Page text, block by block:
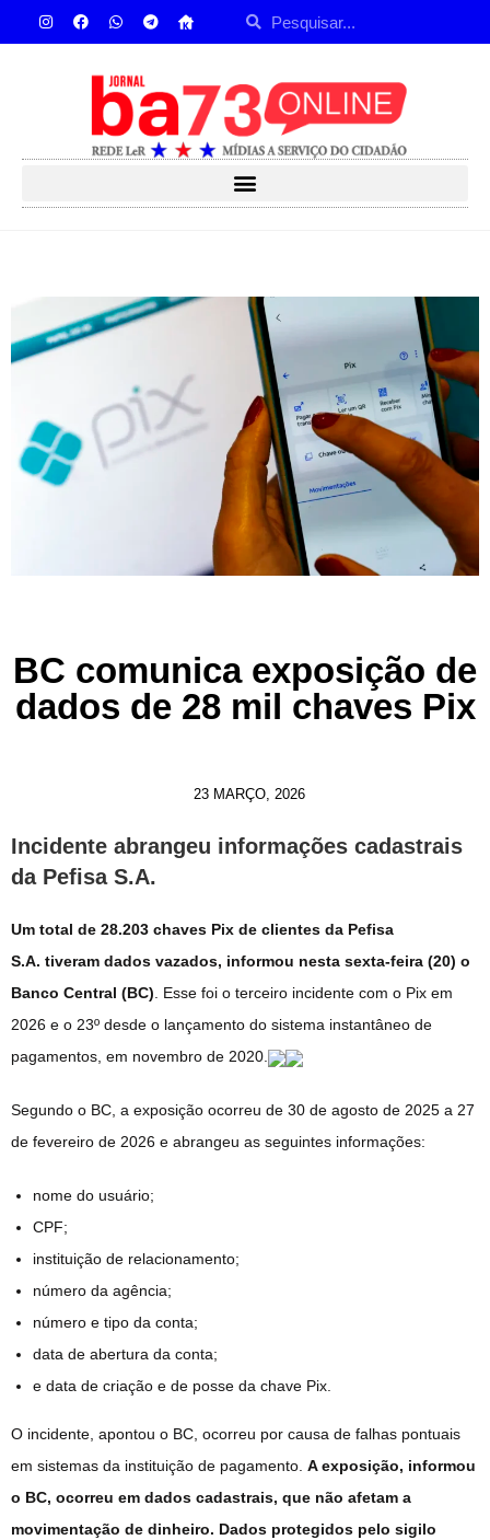
BC comunica exposição de
dados de 28 mil chaves Pix
23 MARÇO, 2026
Incidente abrangeu informações cadastrais
da Pefisa S.A.
Um total de 28.203 chaves Pix de clientes da Pefisa
S.A. tiveram dados vazados, informou nesta sexta-feira (20) o
Banco Central (BC). Esse foi o terceiro incidente com o Pix em
2026 e o 23º desde o lançamento do sistema instantâneo de
pagamentos, em novembro de 2020.
Segundo o BC, a exposição ocorreu de 30 de agosto de 2025 a 27
de fevereiro de 2026 e abrangeu as seguintes informações:
nome do usuário;
CPF;
instituição de relacionamento;
número da agência;
número e tipo da conta;
data de abertura da conta;
e data de criação e de posse da chave Pix.
O incidente, apontou o BC, ocorreu por causa de falhas pontuais
em sistemas da instituição de pagamento. A exposição, informou
o BC, ocorreu em dados cadastrais, que não afetam a
movimentação de dinheiro. Dados protegidos pelo sigilo